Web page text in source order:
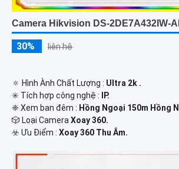
Camera Hikvision DS-2DE7A432IW-
30% liên hệ
🔅 Hình Ành Chất Lượng : Ultra 2k .
✳️ Tích hợp công nghệ :
IP.
❈ Xem ban đêm : Hồng Ngoại 150m Hồng
🎲 Loại CameraXoay 360.
️☣️ Ưu Điểm : Xoay 360 Thu Âm.